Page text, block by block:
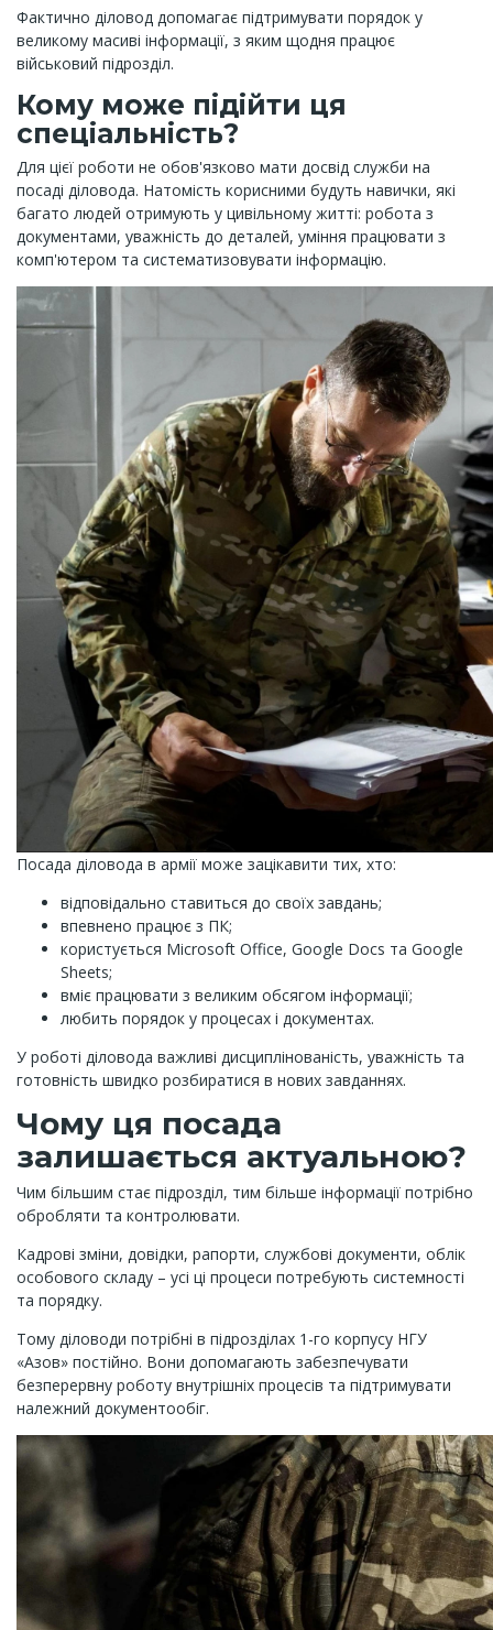
Фактично діловод допомагає підтримувати порядок у
великому масиві інформації, з яким щодня працює
військовий підрозділ.
Кому може підійти ця
спеціальність?
Для цієї роботи не обов'язково мати досвід служби на
посаді діловода. Натомість корисними будуть навички, які
багато людей отримують у цивільному житті: робота з
документами, уважність до деталей, уміння працювати з
комп'ютером та систематизовувати інформацію.
Посада діловода в армії може зацікавити тих, хто:
відповідально ставиться до своїх завдань;
впевнено працює з ПК;
користується Microsoft Office, Google Docs та Google
Sheets;
вміє працювати з великим обсягом інформації;
любить порядок у процесах і документах.
У роботі діловода важливі дисциплінованість, уважність та
готовність швидко розбиратися в нових завданнях.
Чому ця посада
залишається актуальною?
Чим більшим стає підрозділ, тим більше інформації потрібно
обробляти та контролювати.
Кадрові зміни, довідки, рапорти, службові документи, облік
особового складу – усі ці процеси потребують системності
та порядку.
Тому діловоди потрібні в підрозділах 1-го корпусу НГУ
«Азов» постійно. Вони допомагають забезпечувати
безперервну роботу внутрішніх процесів та підтримувати
належний документообіг.